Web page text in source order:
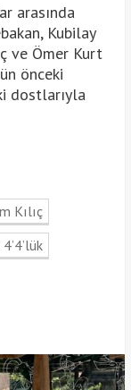
arasında
Kubilay
ve Ömer Kurt
önceki
dostlarıyla
Kılıç